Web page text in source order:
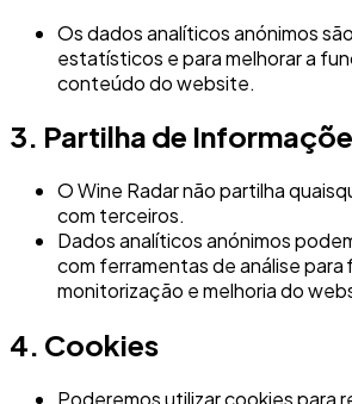
Os dados analíticos anónimos
estatísticos e para melhorar a
conteúdo do website.
3. Partilha de
O Wine Radar não partilha
com terceiros.
Dados analíticos anónimos
com ferramentas de análise para
monitorização e melhoria do
4. Cookies
Poderemos utilizar cookies para